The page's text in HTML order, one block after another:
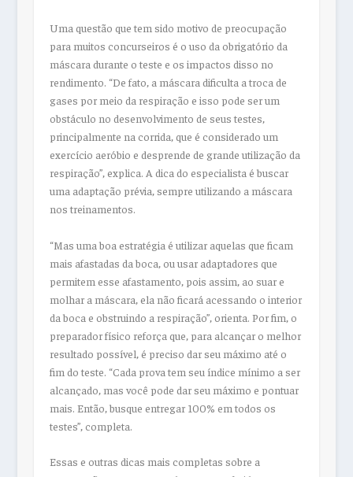
Uma questão que tem sido motivo de preocupação
para muitos concurseiros é o uso da obrigatório da
máscara durante o teste e os impactos disso no
rendimento. “De fato, a máscara dificulta a troca de
gases por meio da respiração e isso pode ser um
obstáculo no desenvolvimento de seus testes,
principalmente na corrida, que é considerado um
exercício aeróbio e desprende de grande utilização da
respiração”, explica. A dica do especialista é buscar
uma adaptação prévia, sempre utilizando a máscara
nos treinamentos.
“Mas uma boa estratégia é utilizar aquelas que ficam
mais afastadas da boca, ou usar adaptadores que
permitem esse afastamento, pois assim, ao suar e
molhar a máscara, ela não ficará acessando o interior
da boca e obstruindo a respiração”, orienta. Por fim, o
preparador físico reforça que, para alcançar o melhor
resultado possível, é preciso dar seu máximo até o
fim do teste. “Cada prova tem seu índice mínimo a ser
alcançado, mas você pode dar seu máximo e pontuar
mais. Então, busque entregar 100% em todos os
testes”, completa.
Essas e outras dicas mais completas sobre a